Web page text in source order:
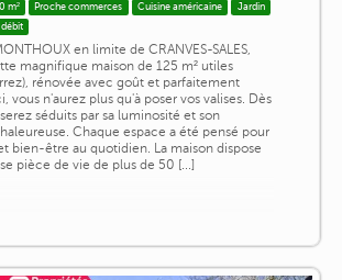
m² Proche commerces Cuisine américaine
Jardin
débit
en limite de CRANVES-SALES,
magnifique maison de 125 m² utiles
rénovée avec goût et parfaitement
vous n'aurez plus qu'à poser vos valises. Dès
séduits par sa luminosité et son
Chaque espace a été pensé pour
bien-être au quotidien. La maison dispose
pièce de vie de plus de 50 [...]